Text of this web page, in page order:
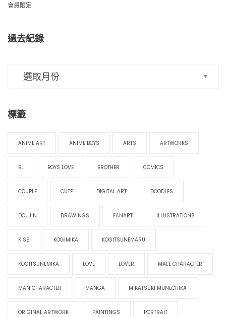
會員限定
過去紀錄
標籤
ANIME ART ANIME BOYS ARTS ARTWORKS
BL BOYS LOVE BROTHER COMICS
COUPLE CUTE DIGITAL ART DOODLES
DOUJIN DRAWINGS FANART ILLUSTRATIONS
KISS KOGIMIKA KOGITSUNEMARU
KOGITSUNEMIKA LOVE LOVER MALE CHARACTER
MAN CHARACTER MANGA MIKATSUKI MUNECHIKA
ORIGINAL ARTWORK PAINTINGS PORTRAIT